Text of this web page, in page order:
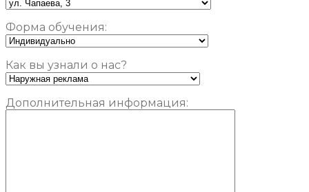
Форма обучения:
Как вы узнали о нас?
Дополнительная информация: